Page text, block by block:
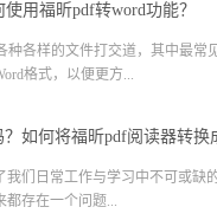
用福昕pdf转word功能？
各样的文件打交道，其中最常
格式，以便更方...
如何将福昕pdf阅读器转换
们日常工作与学习中不可或缺
都存在一个问题...